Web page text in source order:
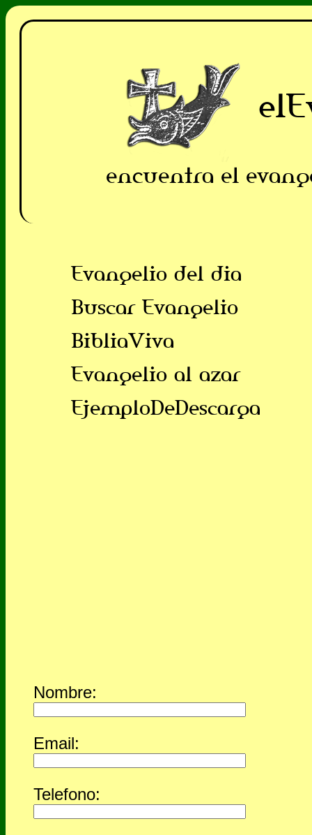
encuentra el
Evangelio del dia
Buscar Evangelio
BibliaViva
Evangelio al azar
EjemploDeDescarga
Nombre:
Email:
Telefono: